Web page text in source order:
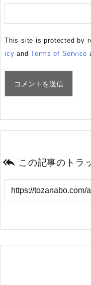
This site is protected by
icy andTerms of Service
 この記事のトラ